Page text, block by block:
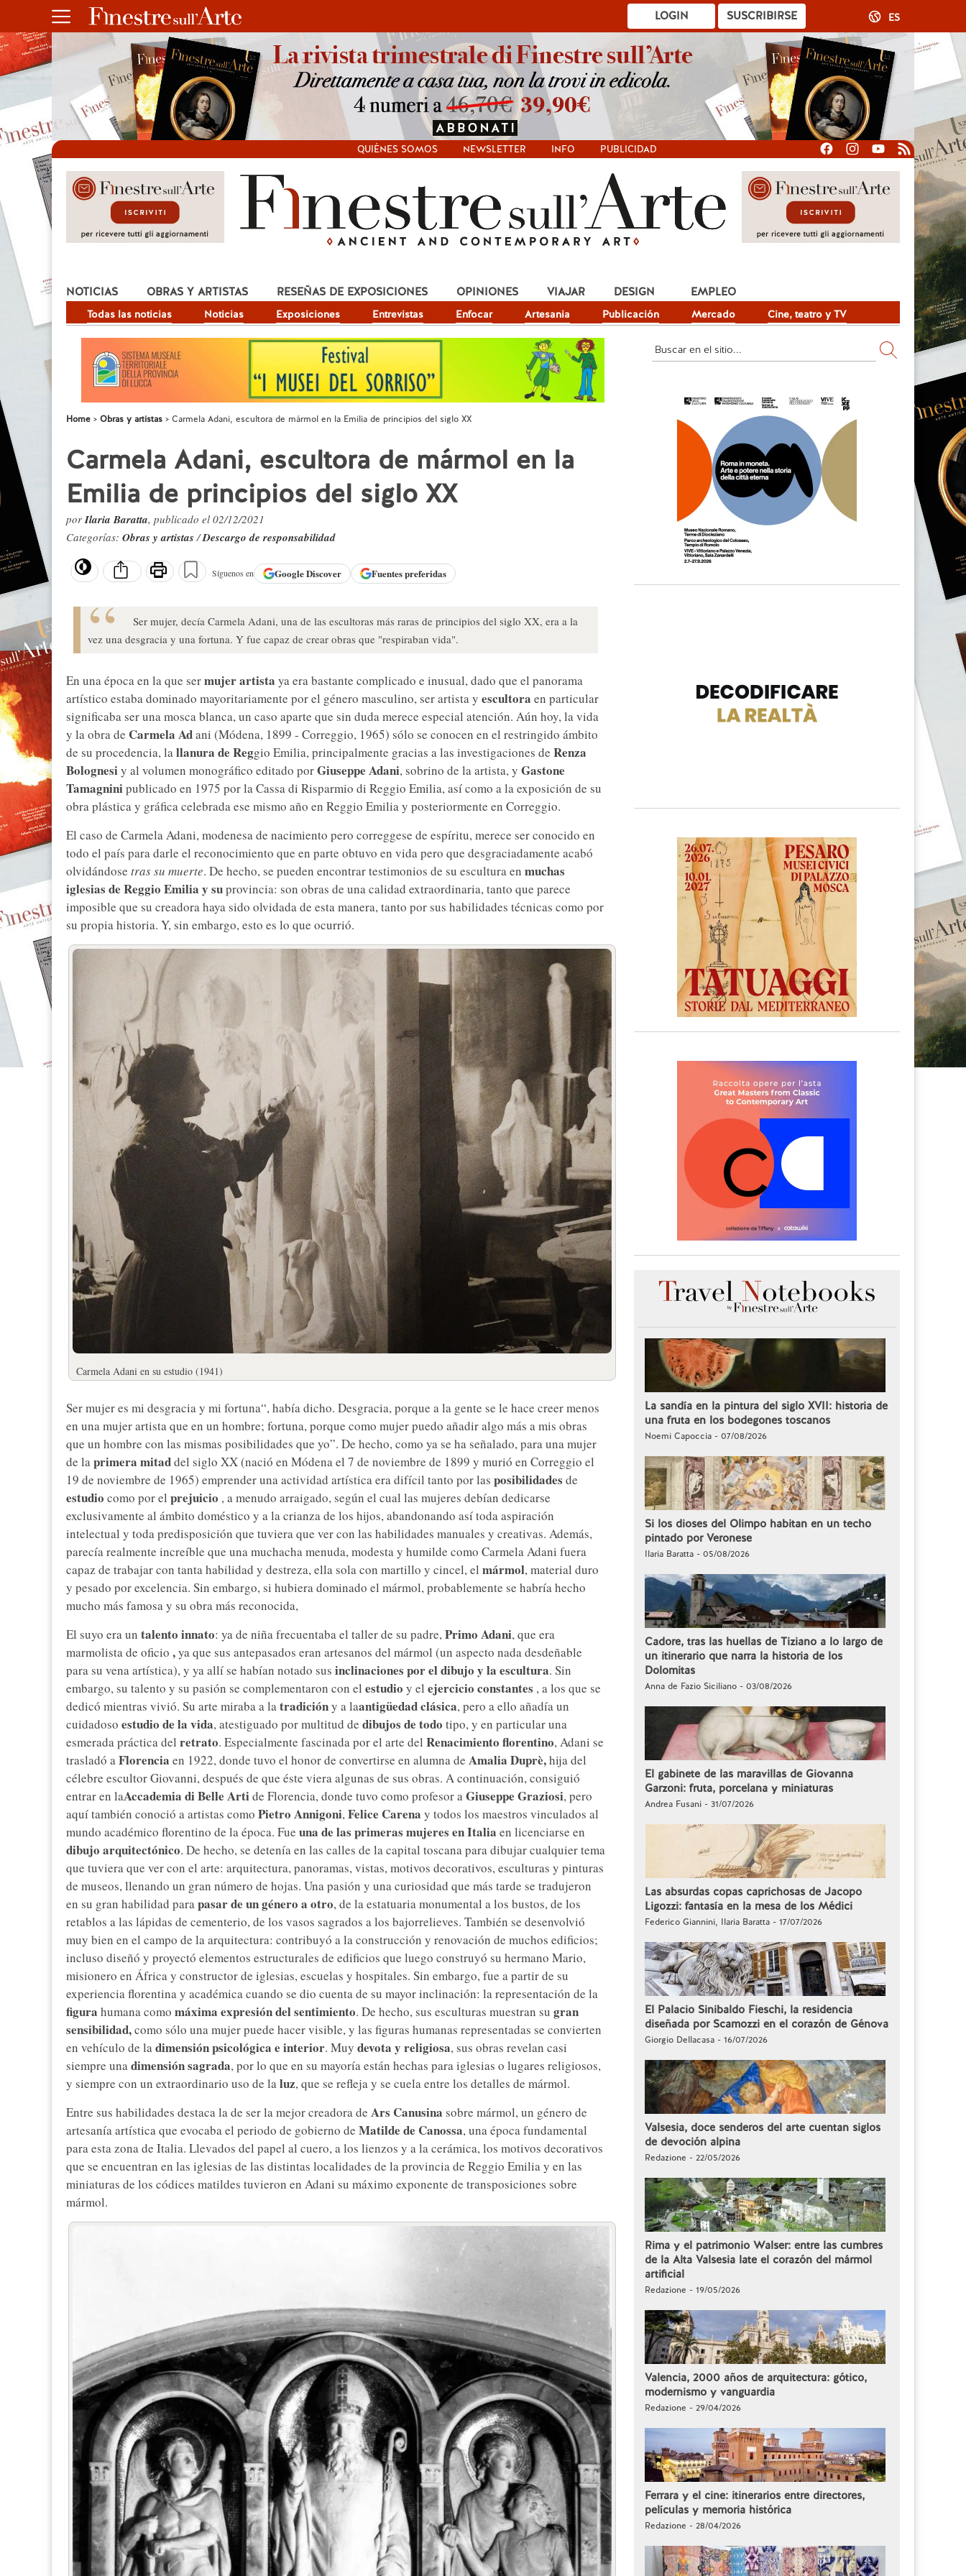
SUSCRIBIRSE
LOGIN ES
QUIÉNES SOMOS NEWSLETTER INFO PUBLICIDAD
NOTICIAS
Todas las noticias Noticias Exposiciones Entrevistas Enfocar Artesania Publicación Mercado Cine, teatro y TV
OBRAS Y ARTISTAS RESEÑAS DE EXPOSICIONES OPINIONES VIAJAR DESIGN EMPLEO
Home Obras y artistas Carmela Adani, escultora de mármol en la Emilia de principios del siglo XX
Carmela Adani, escultora de mármol en la
Emilia de principios del siglo XX
porIlaria Baratta, publicado el 02/12/2021
Categorías: Obras y artistas/Descargo de responsabilidad
Síguenos en GoogleDiscover Fuentes preferidas
Ser mujer, decía Carmela Adani, una de las escultoras más raras de principios del siglo XX, era a la
vez una desgracia y una fortuna. Y fue capaz de crear obras que "respiraban vida".
En una época en la que sermujer artista ya era bastante complicado e inusual, dado que el panorama
artístico estaba dominado mayoritariamente por el género masculino, ser artista y escultora en particular
significaba ser una mosca blanca, un caso aparte que sin duda merece especial atención. Aún hoy, la vida
y la obra de Carmela Adani (Módena, 1899 - Correggio, 1965) sólo se conocen en el restringido ámbito
de su procedencia, lallanura de Reggio Emilia, principalmente gracias a las investigaciones de Renza
Bolognesiy al volumen monográfico editado porGiuseppe Adani, sobrino de la artista, y Gastone
Tamagninipublicado en 1975 por la Cassa di Risparmio di Reggio Emilia, así como a la exposición de su
obra plástica y gráfica celebrada ese mismo año en Reggio Emilia y posteriormente en Correggio.
El caso de Carmela Adani, modenesa de nacimiento pero correggese de espíritu, merece ser conocido en
todo el país para darle el reconocimiento que en parte obtuvo en vida pero que desgraciadamente acabó
olvidándose tras su muerte. De hecho, se pueden encontrar testimonios de su escultura en muchas
iglesias de Reggio Emilia y suprovincia: son obras de una calidad extraordinaria, tanto que parece
imposible que su creadora haya sido olvidada de esta manera, tanto por sus habilidades técnicas como por
su propia historia. Y, sin embargo, esto es lo que ocurrió.
Carmela Adani en su estudio (1941)
Ser mujer es mi desgracia y mi fortuna“, había dicho. Desgracia, porque a la gente se le hace creer menos
en una mujer artista que en un hombre; fortuna, porque como mujer puedo añadir algo más a mis obras
que un hombre con las mismas posibilidades que yo”. De hecho, como ya se ha señalado, para una mujer
de laprimera mitaddel siglo XX (nació en Módena el 7 de noviembre de 1899 y murió en Correggio el
19 de noviembre de 1965) emprender una actividad artística era difícil tanto por las posibilidades de
estudio como por el prejuicio , a menudo arraigado, según el cual las mujeres debían dedicarse
exclusivamente al ámbito doméstico y a la crianza de los hijos, abandonando así toda aspiración
intelectual y toda predisposición que tuviera que ver con las habilidades manuales y creativas. Además,
parecía realmente increíble que una muchacha menuda, modesta y humilde como Carmela Adani fuera
capaz de trabajar con tanta habilidad y destreza, ella sola con martillo y cincel, el mármol, material duro
y pesado por excelencia. Sin embargo, si hubiera dominado el mármol, probablemente se habría hecho
mucho más famosa y su obra más reconocida,
El suyo era un talento innato: ya de niña frecuentaba el taller de su padre,Primo Adani, que era
marmolista de oficio ,ya que sus antepasados eran artesanos del mármol (un aspecto nada desdeñable
para su vena artística), y ya allí se habían notado sus inclinaciones por el dibujo y la escultura. Sin
embargo, su talento y su pasión se complementaron con el estudio y el ejercicio constantes , a los que se
dedicó mientras vivió. Su arte miraba a latradicióny a laantigüedad clásica, pero a ello añadía un
cuidadoso estudio de la vida, atestiguado por multitud de dibujos de todo tipo, y en particular una
esmerada práctica del retrato. Especialmente fascinada por el arte del Renacimiento florentino, Adani se
trasladó aFlorencia en 1922, donde tuvo el honor de convertirse en alumna de Amalia Duprè,hija del
célebre escultor Giovanni, después de que éste viera algunas de sus obras. A continuación, consiguió
entrar en laAccademia di Belle Artide Florencia, donde tuvo como profesor aGiuseppe Graziosi, pero
aquí también conoció a artistas como Pietro Annigoni,Felice Carena y todos los maestros vinculados al
mundo académico florentino de la época. Fue una de las primeras mujeres en Italia en licenciarse en
dibujo arquitectónico. De hecho, se detenía en las calles de la capital toscana para dibujar cualquier tema
que tuviera que ver con el arte: arquitectura, panoramas, vistas, motivos decorativos, esculturas y pinturas
de museos, llenando un gran número de hojas. Una pasión y una curiosidad que más tarde se tradujeron
en su gran habilidad parapasar de un género a otro, de la estatuaria monumental a los bustos, de los
retablos a las lápidas de cementerio, de los vasos sagrados a los bajorrelieves. También se desenvolvió
muy bien en el campo de la arquitectura: contribuyó a la construcción y renovación de muchos edificios;
incluso diseñó y proyectó elementos estructurales de edificios que luego construyó su hermano Mario,
misionero en África y constructor de iglesias, escuelas y hospitales. Sin embargo, fue a partir de su
experiencia florentina y académica cuando se dio cuenta de su mayor inclinación: la representación de la
figura humana como máxima expresión del sentimiento. De hecho, sus esculturas muestran su gran
sensibilidad,como sólo una mujer puede hacer visible, y las figuras humanas representadas se convierten
en vehículo de ladimensión psicológica e interior. Muy devota y religiosa, sus obras revelan casi
siempre unadimensión sagrada, por lo que en su mayoría están hechas para iglesias o lugares religiosos,
y siempre con un extraordinario uso de laluz, que se refleja y se cuela entre los detalles de mármol.
Entre sus habilidades destaca la de ser la mejor creadora de Ars Canusina sobre mármol, un género de
artesanía artística que evocaba el periodo de gobierno de Matilde de Canossa, una época fundamental
para esta zona de Italia. Llevados del papel al cuero, a los lienzos y a la cerámica, los motivos decorativos
que se encuentran en las iglesias de las distintas localidades de la provincia de Reggio Emilia y en las
miniaturas de los códices matildes tuvieron en Adani su máximo exponente de transposiciones sobre
mármol.
La sandía en la pintura del siglo XVII: historia de
una fruta en los bodegones toscanos
Noemi Capoccia - 07/08/2026
Si los dioses del Olimpo habitan en un techo
pintado por Veronese
Ilaria Baratta - 05/08/2026
Cadore, tras las huellas de Tiziano a lo largo de
un itinerario que narra la historia de los
Dolomitas
Anna de Fazio Siciliano - 03/08/2026
El gabinete de las maravillas de Giovanna
Garzoni: fruta, porcelana y miniaturas
Andrea Fusani - 31/07/2026
Las absurdas copas caprichosas de Jacopo
Ligozzi: fantasía en la mesa de los Médici
Federico Giannini, Ilaria Baratta - 17/07/2026
El Palacio Sinibaldo Fieschi, la residencia
diseñada por Scamozzi en el corazón de Génova
Giorgio Dellacasa - 16/07/2026
Valsesia, doce senderos del arte cuentan siglos
de devoción alpina
Redazione - 22/05/2026
Rima y el patrimonio Walser: entre las cumbres
de la Alta Valsesia late el corazón del mármol
artificial
Redazione - 19/05/2026
Valencia, 2000 años de arquitectura: gótico,
modernismo y vanguardia
Redazione - 29/04/2026
Ferrara y el cine: itinerarios entre directores,
películas y memoria histórica
Redazione - 28/04/2026